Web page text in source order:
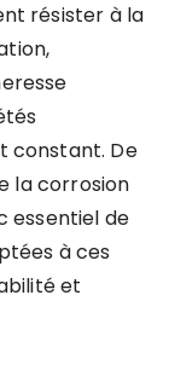
résister à la
constant. De
la corrosion
essentiel de
à ces
et